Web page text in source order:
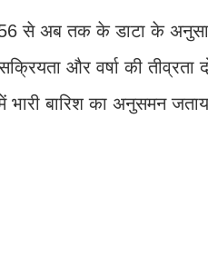
से अब तक के डाटा के
और वर्षा की
बारिश का अनुसमन